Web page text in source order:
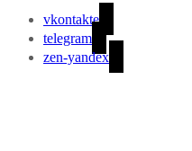
vkontakte
telegram
zen-yandex